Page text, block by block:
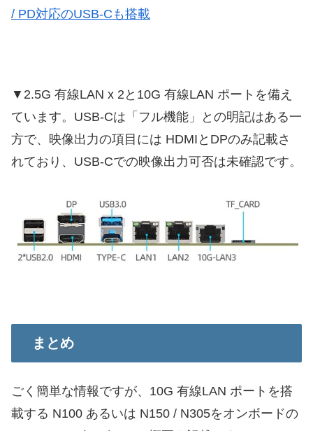
/ PD対応のUSB-Cも搭載
▼2.5G 有線LAN x 2と10G 有線LAN ポートを備え
ています。USB-Cは「フル機能」との明記はある一
方で、映像出力の項目には HDMIとDPのみ記載さ
れており、USB-Cでの映像出力可否は未確認です。
まとめ
ごく簡単な情報ですが、10G 有線LAN ポートを搭
載する N100 あるいは N150 / N305をオンボードの